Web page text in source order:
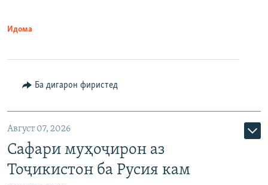
Идома
Ба дигарон фиристед
Август 07, 2026
Сафари муҳоҷирон аз
Тоҷикистон ба Русия кам